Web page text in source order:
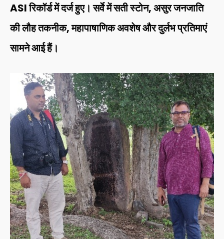
ASI रिकॉर्ड में दर्ज हुए। सर्वे में सती स्टोन, असुर जनजाति
की लौह तकनीक, महापाषाणिक अवशेष और दुर्लभ प्रतिमाएं
सामने आई हैं।